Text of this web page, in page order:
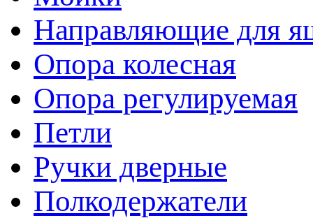
Направляющие для
Опора колесная
Опора регулируемая
Петли
Ручки дверные
Полкодержатели